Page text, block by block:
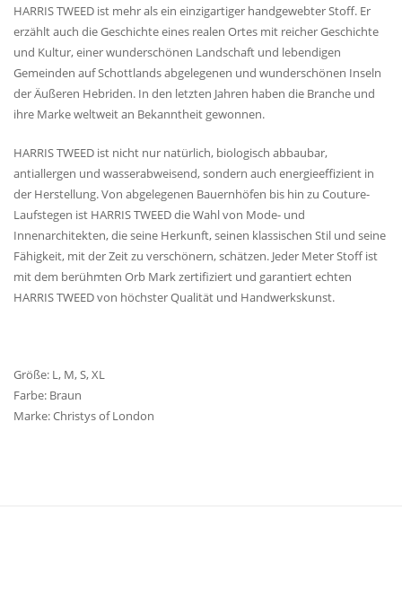
HARRIS TWEED ist mehr als ein einzigartiger handgewebter Stoff. Er
erzählt auch die Geschichte eines realen Ortes mit reicher Geschichte
und Kultur, einer wunderschönen Landschaft und lebendigen
Gemeinden auf Schottlands abgelegenen und wunderschönen Inseln
der Äußeren Hebriden. In den letzten Jahren haben die Branche und
ihre Marke weltweit an Bekanntheit gewonnen.
HARRIS TWEED ist nicht nur natürlich, biologisch abbaubar,
antiallergen und wasserabweisend, sondern auch energieeffizient in
der Herstellung. Von abgelegenen Bauernhöfen bis hin zu Couture-
Laufstegen ist HARRIS TWEED die Wahl von Mode- und
Innenarchitekten, die seine Herkunft, seinen klassischen Stil und seine
Fähigkeit, mit der Zeit zu verschönern, schätzen. Jeder Meter Stoff ist
mit dem berühmten Orb Mark zertifiziert und garantiert echten
HARRIS TWEED von höchster Qualität und Handwerkskunst.
Größe: L, M, S, XL
Farbe: Braun
Marke: Christys of London